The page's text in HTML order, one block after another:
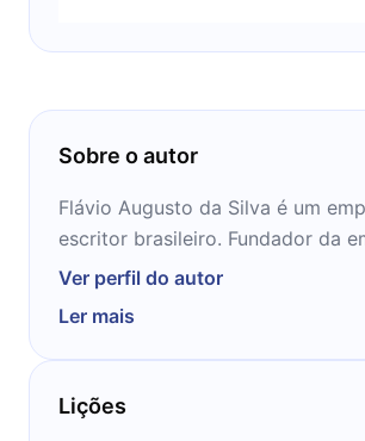
Sobre o autor
Flávio Augusto da Silva é um
escritor brasileiro. Fundador da
Up e atual presidente do Orlando
Aos 23 anos de idade, fundou a
inglês Wise Up Em 18 anos, a
expandiu e tornou-se uma holding
em cerca de R$ 877 milhões,
Ver perfil do autor
Ler mais
Lições